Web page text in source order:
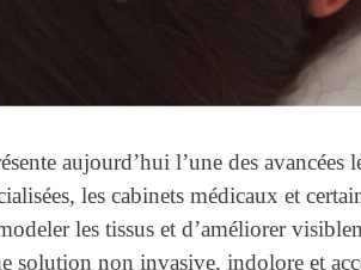
aujourd’hui l’une des
les cabinets médicaux et
les tissus et d’améliorer
solution non invasive, indolore et